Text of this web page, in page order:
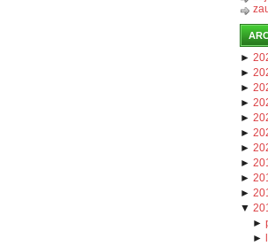
►
►
►
►
►
►
►
►
►
►
▼
►
►